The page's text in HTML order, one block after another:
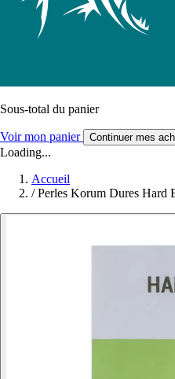
Sous-total du panier
Voir mon panier Continuer mes
Loading...
Accueil
/ Perles Korum Dures Hard